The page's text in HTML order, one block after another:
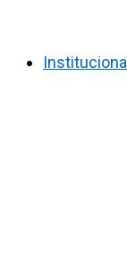
Institucional